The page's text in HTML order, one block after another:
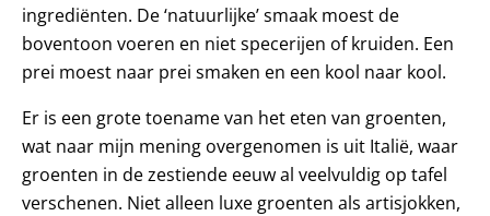
ingrediënten. De ‘natuurlijke’ smaak moest de
boventoon voeren en niet specerijen of kruiden. Een
prei moest naar prei smaken en een kool naar kool.
Er is een grote toename van het eten van groenten,
wat naar mijn mening overgenomen is uit Italië, waar
groenten in de zestiende eeuw al veelvuldig op tafel
verschenen. Niet alleen luxe groenten als artisjokken,